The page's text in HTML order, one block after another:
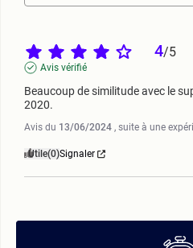
4/5
Avis vérifié
Beaucoup de similitude avec le
2020.
Avis du 13/06/2024 , suite à une
Utile(0)Signaler